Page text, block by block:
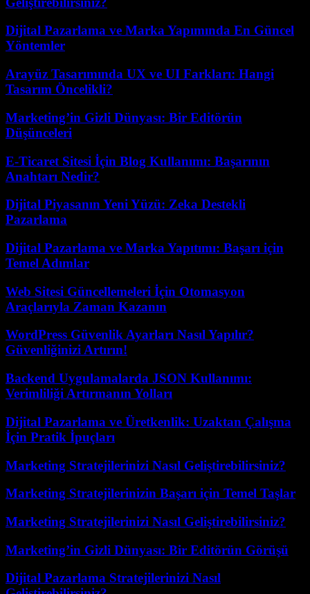
Dijital Pazarlama ve Marka Yapımında En Güncel
Yöntemler
Arayüz Tasarımında UX ve UI Farkları: Hangi
Tasarım Öncelikli?
Marketing’in Gizli Dünyası: Bir Editörün
Düşünceleri
E-Ticaret Sitesi İçin Blog Kullanımı: Başarının
Anahtarı Nedir?
Dijital Piyasanın Yeni Yüzü: Zeka Destekli
Pazarlama
Dijital Pazarlama ve Marka Yapıtımı: Başarı için
Temel Adımlar
Web Sitesi Güncellemeleri İçin Otomasyon
Araçlarıyla Zaman Kazanın
WordPress Güvenlik Ayarları Nasıl Yapılır?
Güvenliğinizi Artırın!
Backend Uygulamalarda JSON Kullanımı:
Verimliliği Artırmanın Yolları
Dijital Pazarlama ve Üretkenlik: Uzaktan Çalışma
İçin Pratik İpuçları
Marketing Stratejilerinizi Nasıl Geliştirebilirsiniz?
Marketing Stratejilerinizin Başarı için Temel Taşlar
Marketing Stratejilerinizi Nasıl Geliştirebilirsiniz?
Marketing’in Gizli Dünyası: Bir Editörün Görüşü
Dijital Pazarlama Stratejilerinizi Nasıl